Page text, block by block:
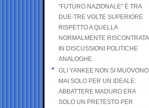
“FUTURO NAZIONALE” È TRA
DUE-TRE VOLTE SUPERIORE
RISPETTO A QUELLA
NORMALMENTE RISCONTRATA
IN DISCUSSIONI POLITICHE
ANALOGHE
GLI YANKEE NON SI MUOVONO
MAI SOLO PER UN IDEALE:
ABBATTERE MADURO ERA
SOLO UN PRETESTO PER